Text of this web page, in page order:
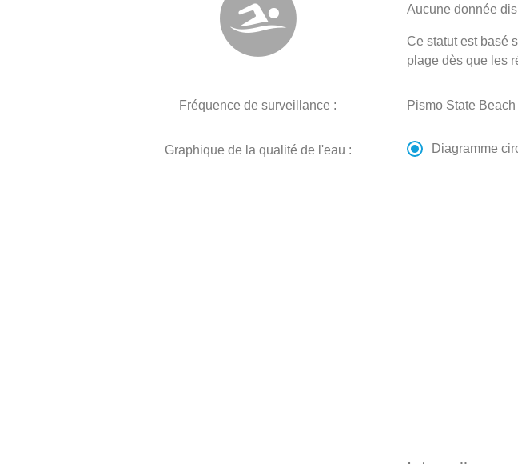
Aucune donnée
Ce statut est basé
plage dès que les
Fréquence de surveillance : Pismo State
Graphique de la qualité de l'eau : Diagramme